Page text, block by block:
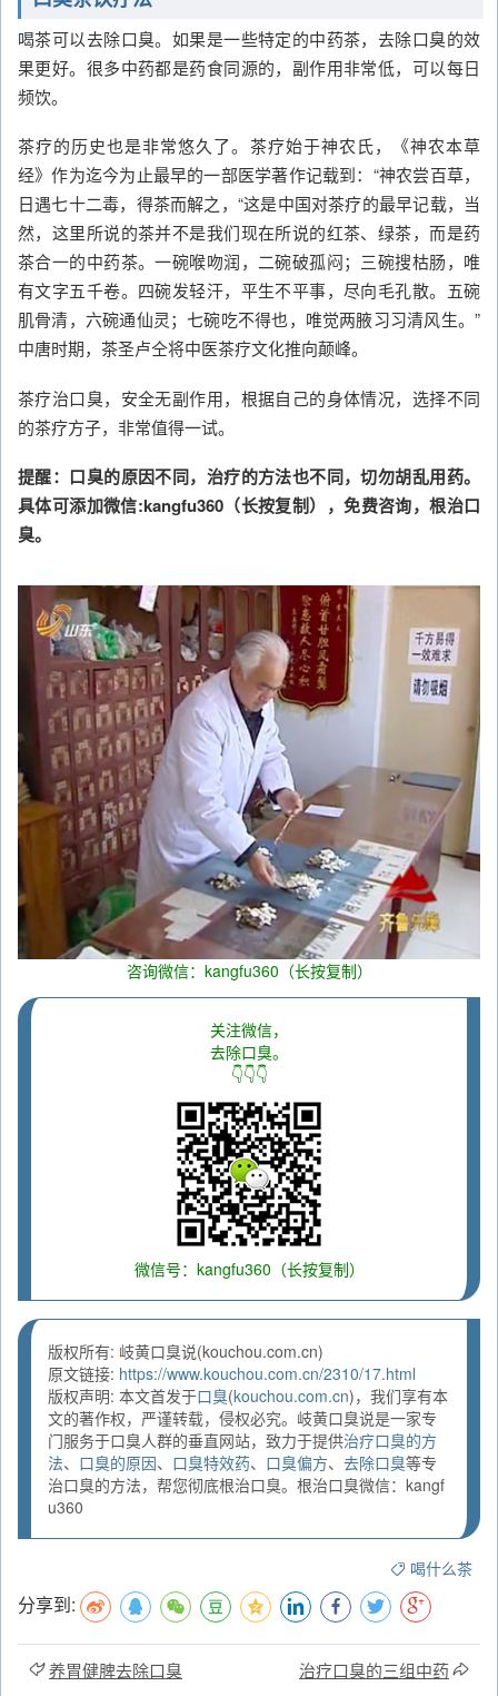
喝茶可以去除口臭。如果是一些特定的中药茶，去除口臭的效
果更好。很多中药都是药食同源的，副作用非常低，可以每日
频饮。
茶疗的历史也是非常悠久了。茶疗始于神农氏，《神农本草
经》作为迄今为止最早的一部医学著作记载到：“神农尝百草，
日遇七十二毒，得茶而解之，“这是中国对茶疗的最早记载，当
然，这里所说的茶并不是我们现在所说的红茶、绿茶，而是药
茶合一的中药茶。一碗喉吻润，二碗破孤闷；三碗搜枯肠，唯
有文字五千卷。四碗发轻汗，平生不平事，尽向毛孔散。五碗
肌骨清，六碗通仙灵；七碗吃不得也，唯觉两腋习习清风生。”
中唐时期，茶圣卢仝将中医茶疗文化推向颠峰。
茶疗治口臭，安全无副作用，根据自己的身体情况，选择不同
的茶疗方子，非常值得一试。
提醒：口臭的原因不同，治疗的方法也不同，切勿胡乱用药。
具体可添加微信:kangfu360（长按复制），免费咨询，根治口
臭。
咨询微信：kangfu360（长按复制）
关注微信，
去除口臭。
👇👇👇
微信号：kangfu360（长按复制）
版权所有: 岐黄口臭说(kouchou.com.cn)
原文链接: https://www.kouchou.com.cn/2310/17.html
版权声明: 本文首发于口臭(kouchou.com.cn)，我们享有本
文的著作权，严谨转载，侵权必究。岐黄口臭说是一家专
门服务于口臭人群的垂直网站，致力于提供治疗口臭的方
法、 口臭的原因、 口臭特效药、 口臭偏方、 去除口臭等专
治口臭的方法，帮您彻底根治口臭。根治口臭微信：kangf
u360
喝什么茶
分享到:
养胃健脾去除口臭 治疗口臭的三组中药